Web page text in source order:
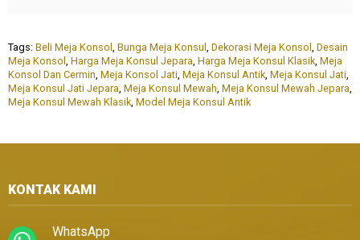
Tags: Beli Meja Konsol , Bunga Meja Konsul , Dekorasi Meja Konsol , Desain
Meja Konsol , Harga Meja Konsul Jepara, Harga Meja Konsul Klasik, Meja
Konsol Dan Cermin, Meja Konsol Jati, Meja Konsul Antik, Meja Konsul Jati,
Meja Konsul Jati Jepara, Meja Konsul Mewah, Meja Konsul Mewah Jepara,
Meja Konsul Mewah Klasik, Model Meja Konsul Antik
KONTAK KAMI
WhatsApp